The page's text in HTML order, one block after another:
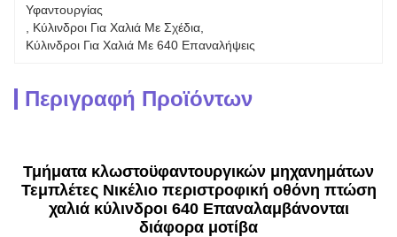
Υφαντουργίας
Κύλινδροι Για Χαλιά Με Σχέδια
Κύλινδροι Για Χαλιά Με 640 Επαναλήψεις
Περιγραφή Προϊόντων
Τμήματα κλωστοϋφαντουργικών μηχανημάτων
Τεμπλέτες Νικέλιο περιστροφική οθόνη πτώση
χαλιά κύλινδροι 640 Επαναλαμβάνονται
διάφορα μοτίβα